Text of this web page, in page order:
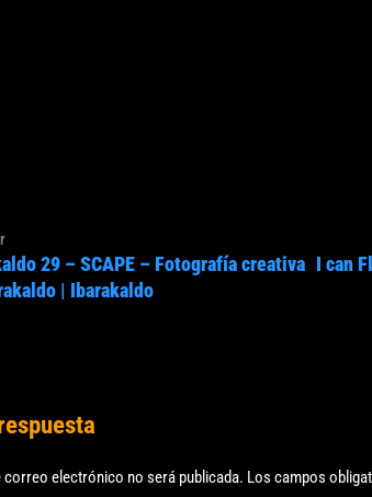
Artículo
anterior:29 – SCAPE – Fotografía creativa
| Ibarakaldo
I can
correo electrónico no será publicada. Los campos